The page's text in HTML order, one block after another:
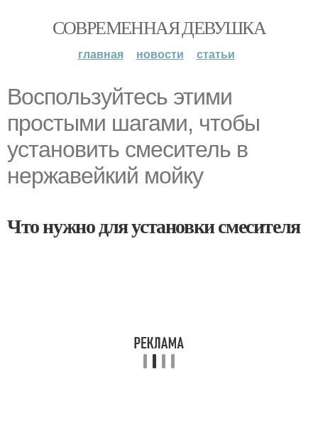
СОВРЕМЕННАЯ ДЕВУШКА
главная новости статьи
Воспользуйтесь этими
простыми шагами, чтобы
установить смеситель в
нержавейкий мойку
Что нужно для установки смесителя